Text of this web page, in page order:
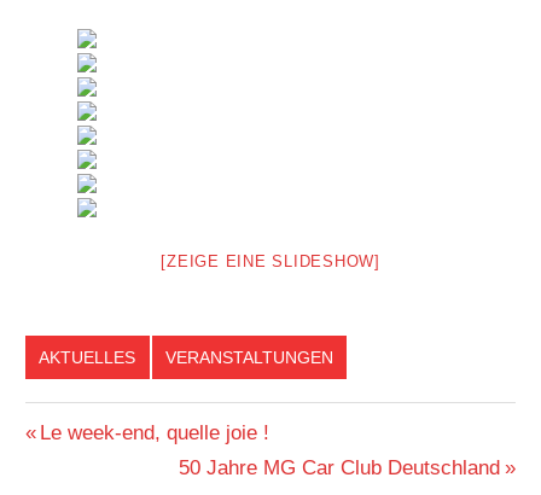
[ZEIGE EINE SLIDESHOW]
AKTUELLES VERANSTALTUNGEN
Beitragsnavigation
Vorheriger
Le week-end, quelle joie !
Nächster
50 Jahre MG Car Club Deutschland